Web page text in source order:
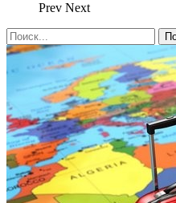
Prev Next